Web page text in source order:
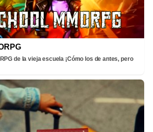
de la vieja escuela ¡Cómo los de antes, pero